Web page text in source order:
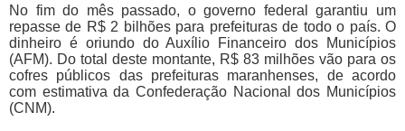
No fim do mês passado, o governo federal garantiu um
repasse de R$ 2 bilhões para prefeituras de todo o país. O
dinheiro é oriundo do Auxílio Financeiro dos Municípios
(AFM). Do total deste montante, R$ 83 milhões vão para os
cofres públicos das prefeituras maranhenses, de acordo
com estimativa da Confederação Nacional dos Municípios
(CNM).